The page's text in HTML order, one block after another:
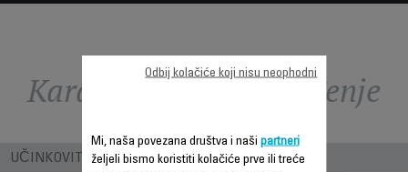
Karakteristike - Poređenje
UČINKOVITOST ŠIŠANJA
Mi, naša povezana društva i naši partneri
željeli bismo koristiti kolačiće prve ili treće
Odbij kolačiće koji nisu neophodni